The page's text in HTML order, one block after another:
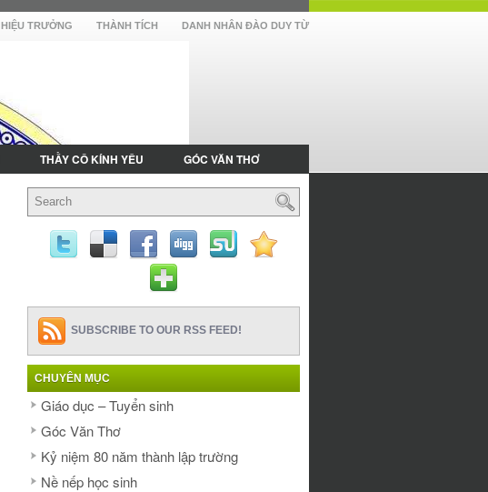
HIỆU TRƯỞNG THÀNH TÍCH DANH NHÂN ĐÀO DUY TỪ
THẦY CÔ KÍNH YÊU GÓC VĂN THƠ
SUBSCRIBE TO OUR RSS FEED!
CHUYÊN MỤC
Giáo dục – Tuyển sinh
Góc Văn Thơ
Kỷ niệm 80 năm thành lập trường
Nề nếp học sinh